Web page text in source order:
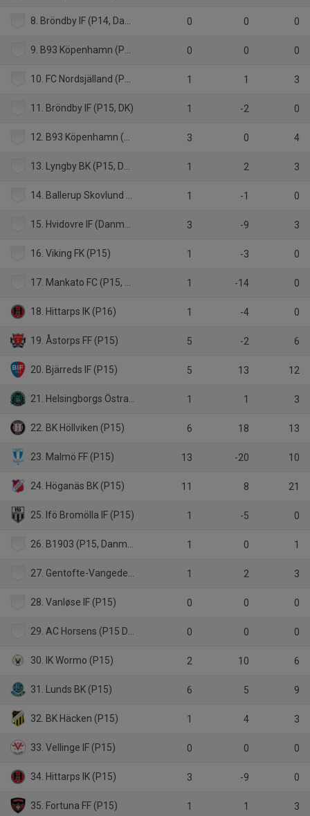
8. Bröndby IF (P14, Danmark) 0 0 0
9. B93 Köpenhamn (P14, Danmaark) 0 0 0
10. FC Nordsjälland (P15, Danmark) 1 1 3
11. Bröndby IF (P15, DK) 1 -2 0
12. B93 Köpenhamn (P15, Danmark) 3 0 4
13. Lyngby BK (P15, Danmark) 1 2 3
14. Ballerup Skovlund (P15, Danmark) 1 -1 0
15. Hvidovre IF (Danmark, P15) 3 -9 3
16. Viking FK (P15) 1 -3 0
17. Mankato FC (P15, USA) 1 -14 0
18. Hittarps IK (P16) 1 -4 0
19. Åstorps FF (P15) 5 -2 6
20. Bjärreds IF (P15) 5 13 12
21. Helsingborgs Östra IF (P15) 1 1 3
22. BK Höllviken (P15) 6 18 13
23. Malmö FF (P15) 13 -20 10
24. Höganäs BK (P15) 11 8 21
25. Ifö Bromölla IF (P15) 1 -5 0
26. B1903 (P15, Danmark) 1 0 1
27. Gentofte-Vangede IF (P15, Danmark) 1 2 3
28. Vanløse IF (P15) 0 0 0
29. AC Horsens (P15 Danmark) 0 0 0
30. IK Wormo (P15) 2 10 6
31. Lunds BK (P15) 6 5 9
32. BK Häcken (P15) 1 4 3
33. Vellinge IF (P15) 0 0 0
34. Hittarps IK (P15) 3 -9 0
35. Fortuna FF (P15) 1 1 3